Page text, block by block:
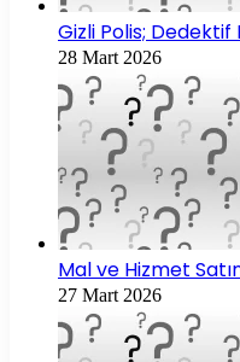
Gizli Polis;
28 Mart 2026
Mal ve Hizmet
27 Mart 2026